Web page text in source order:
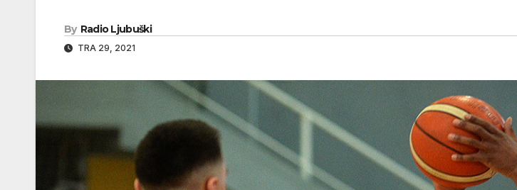
By Radio Ljubuški
TRA 29, 2021